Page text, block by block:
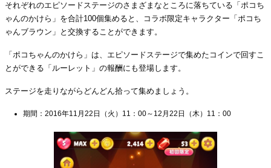
それぞれのエピソードステージのさまざまなところに落ちている「ポコち
ゃんのかけら」を合計100個集めると、コラボ限定キャラクター「ポコち
ゃんブラウン」と交換することができます。
「ポコちゃんのかけら」は、エピソードステージで集めたコインで回すこ
とができる「ルーレット」の報酬にも登場します。
ステージを走りながらどんどん拾って集めましょう。
期間：2016年11月22日（火）11：00～12月22日（木）11：00